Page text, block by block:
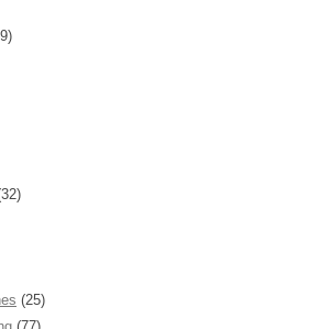
(25)